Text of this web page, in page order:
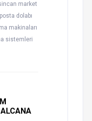
market
dolabı
makinaları
sistemleri